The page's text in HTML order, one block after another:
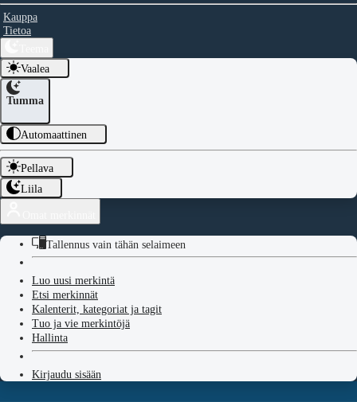
Kauppa
Tietoa
Vaalea
Tumma
Automaattinen
Pellava
Liila
Tallennus vain tähän selaimeen
Luo uusi merkintä
Etsi merkinnät
Kalenterit, kategoriat ja tagit
Tuo ja vie merkintöjä
Hallinta
Kirjaudu sisään